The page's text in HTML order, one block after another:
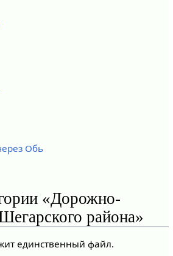
Обь
«Дорожно-
района»
единственный файл.